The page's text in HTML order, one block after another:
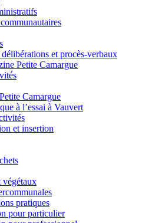
et procès-verbaux
Petite Camargue
Camargue
à l’essai à Vauvert
et insertion
végétaux
pratiques
pour particulier